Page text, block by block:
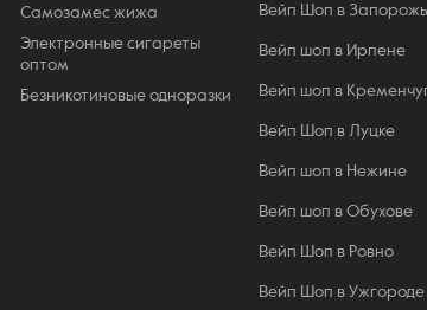
Самозамес жижа
Электронные сигареты
оптом
Безникотиновые одноразки
Вейп Шоп в
Вейп шоп в Ирпене
Вейп шоп в
Вейп Шоп в Луцке
Вейп шоп в Нежине
Вейп шоп в Обухове
Вейп Шоп в Ровно
Вейп Шоп в Ужгороде